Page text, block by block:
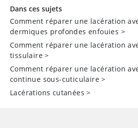
Dans ces sujets
Comment réparer une lacération
dermiques profondes enfouies >
Comment réparer une lacération
tissulaire >
Comment réparer une lacération
continue sous-cuticulaire >
Lacérations cutanées >